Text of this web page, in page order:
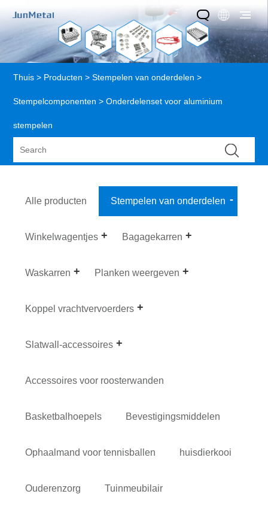
Thuis > Producten >Stempelen van onderdelen >
Stempelcomponenten > Onderdelenset voor aluminium
stempelen
Alle producten Stempelen van onderdelen
Winkelwagentjes Bagagekarren
Waskarren Planken weergeven
Koppel vrachtvervoerders
Slatwall-accessoires
Accessoires voor roosterwanden
Basketbalhoepels Bevestigingsmiddelen
Ophaalmand voor tennisballen huisdierkooi
Ouderenzorg Tuinmeubilair